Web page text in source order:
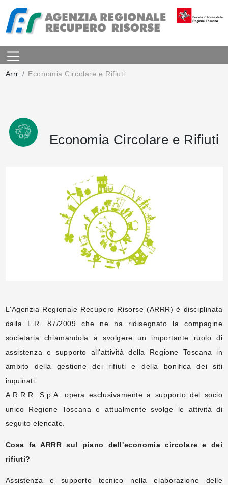
Arrr Economia Circolare e Rifiuti
Economia Circolare e Rifiuti
L'Agenzia Regionale Recupero Risorse (ARRR) è disciplinata
dalla L.R. 87/2009 che ne ha ridisegnato la compagine
societaria chiamandola a svolgere un importante ruolo di
assistenza e supporto all'attività della Regione Toscana in
ambito della gestione dei rifiuti e della bonifica dei siti
inquinati.
A.R.R.R. S.p.A. opera esclusivamente a supporto del socio
unico Regione Toscana e attualmente svolge le attività di
seguito elencate.
Cosa fa ARRR sul piano dell'economia circolare e dei
rifiuti?
Assistenza e supporto tecnico nella elaborazione delle